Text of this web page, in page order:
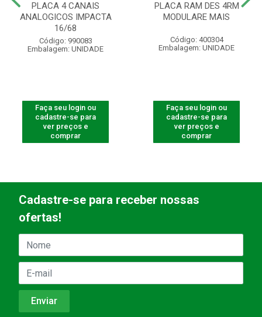
PLACA 4 CANAIS
ANALOGICOS IMPACTA
16/68
Código: 990083
Embalagem: UNIDADE
Faça seu login ou
cadastre-se para
ver preços e
comprar
PLACA RAM DES 4RM
MODULARE MAIS
Código: 400304
Embalagem: UNIDADE
Faça seu login ou
cadastre-se para
ver preços e
comprar
Cadastre-se para receber nossas
ofertas!